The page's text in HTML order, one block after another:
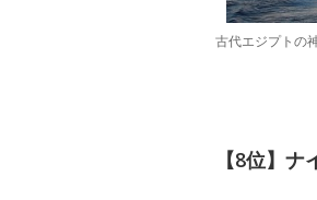
古代エジプトの
【8位】